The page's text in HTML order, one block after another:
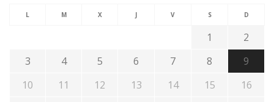
L M X J V S D
1
2
3
4 5 6 7 8
9
10
11 12 13 14 15
16